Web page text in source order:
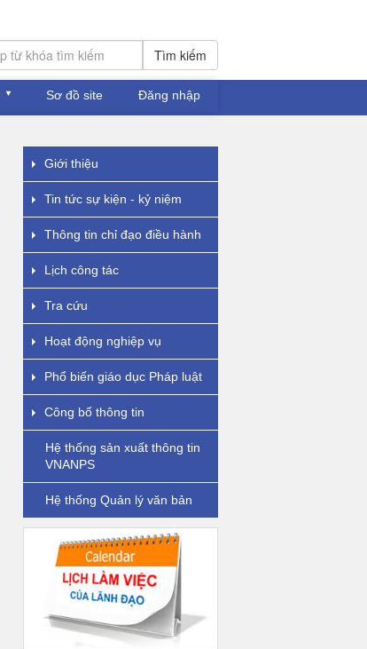
Tìm kiếm
Sơ đồ site Đăng nhập
Giới thiệu
Tin tức sự kiện - kỷ niệm
Thông tin chỉ đạo điều hành
Lịch công tác
Tra cứu
Hoạt động nghiệp vụ
Phổ biến giáo dục Pháp luật
Công bố thông tin
Hệ thống sản xuất thông tin
VNANPS
Hệ thống Quản lý văn bản